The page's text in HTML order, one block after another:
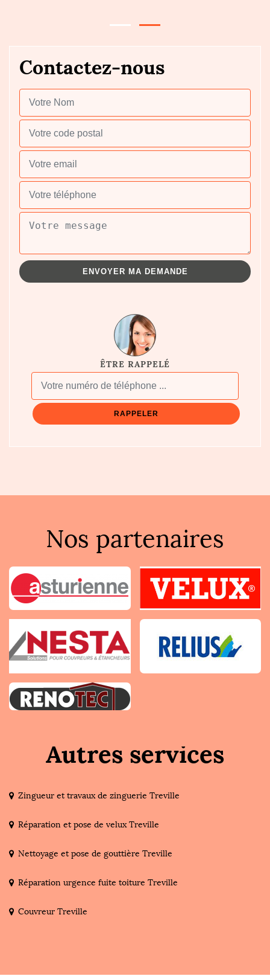
Contactez-nous
ÊTRE RAPPELÉ
Nos partenaires
Autres services
Zingueur et travaux de zinguerie Treville
Réparation et pose de velux Treville
Nettoyage et pose de gouttière Treville
Réparation urgence fuite toiture Treville
Couvreur Treville